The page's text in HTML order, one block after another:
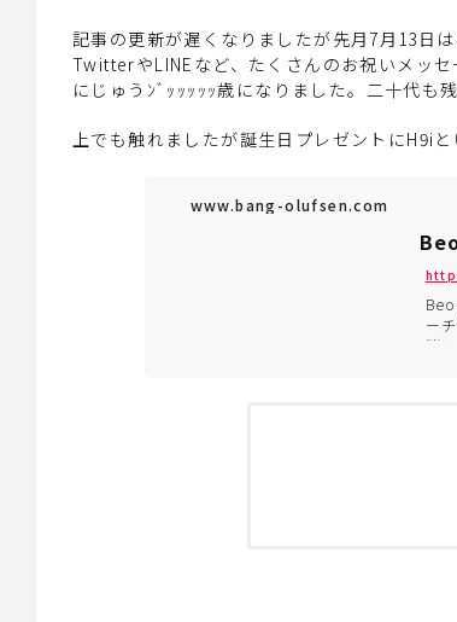
記事の更新が遅くなりましたが先月7月13日
TwitterやLINEなど、たくさんのお祝いメッ
にじゅうﾝﾞｯｯｯｯｯ歳になりました。二十代も
上でも触れましたが誕生日プレゼントにH9i
www.bang-olufsen.com
ー
消